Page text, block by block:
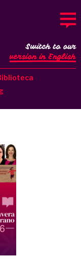
Switch to our
version in English